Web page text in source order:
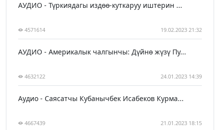
АУДИО - Түркиядагы издөө-куткаруу иштерин ...
4571614 19.02.2023 21:32
АУДИО - Америкалык чалгынчы: Дүйнө жүзү Пу...
4632122 24.01.2023 14:39
Аудио - Саясатчы Кубанычбек Исабеков Курма...
4667439 21.01.2023 18:15